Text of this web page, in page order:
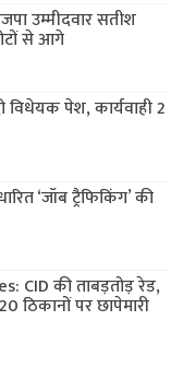
उम्मीदवार सतीश
से आगे
पेश, कार्यवाही 2
‘जॉब ट्रैफिकिंग’ की
CID की ताबड़तोड़ रेड,
ठिकानों पर छापेमारी